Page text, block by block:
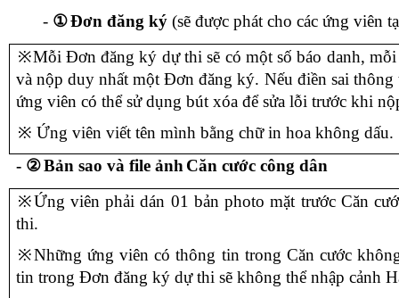
- ①Đơn đăng ký (sẽ được phát cho các ứng viên
※Mỗi Đơn đăng ký dự thi sẽ có một số báo danh,
và nộp duy nhất mộtĐơn đăng ký. Nếu điền sai
ứng viên có thể sử dụng bút xóa để sửa lỗi trước khi
※ Ứng viên viết tên mình bằng chữ in hoa không dấu.
- ②Bản sao và file ảnh Căn cước công dân
※Ứng viên phải dán 01 bản photomặt trước Căn
thi.
※Những ứng viên có thông tin trongCăn cước
tin trong Đơn đăng ký dự thi sẽ không thể nhập cảnh